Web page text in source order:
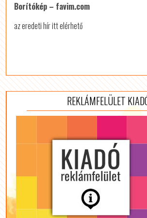
Borítókép – favim.com
az eredeti hír itt elérhető
REKLÁMFELÜLET